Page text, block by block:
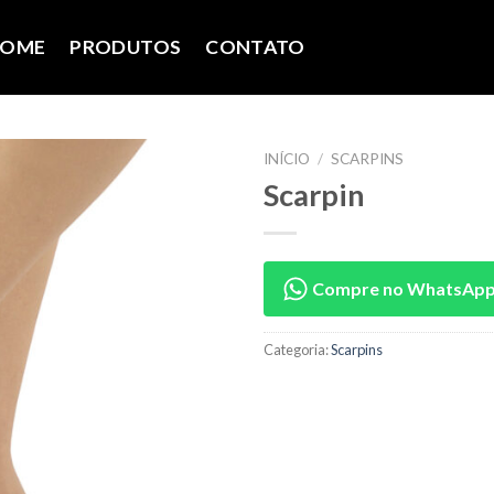
PRODUTOS CONTATO
INÍCIO / SCARPINS
Scarpin
Compre no
Categoria:Scarpins